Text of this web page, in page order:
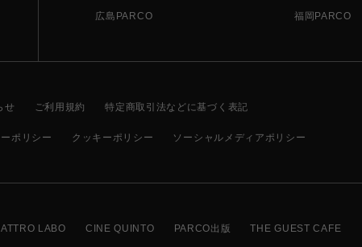
広島PARCO
福岡PARCO
せ ご利用規約 特定商取引法などに基づく表記
ポリシー クッキーポリシー ソーシャルメディアポリシー
LABO CINE QUINTO PARCO出版 THE GUEST CAFE